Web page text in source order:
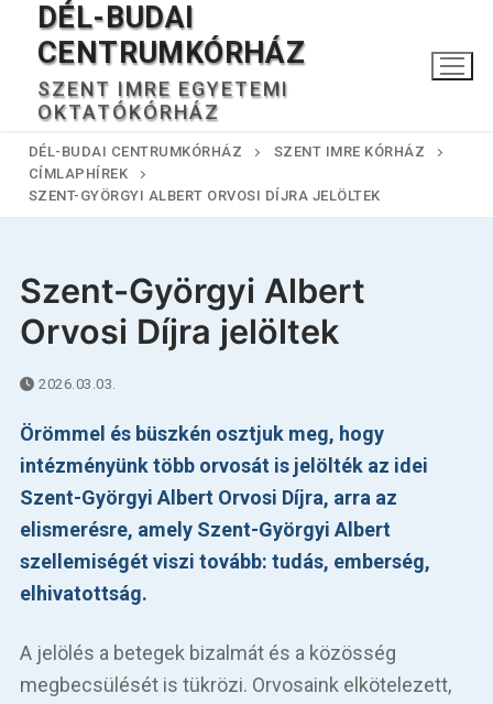
Ugrás
tartalomra
DÉL-BUDAI
CENTRUMKÓRHÁZ
SZENT IMRE EGYETEMI
OKTATÓKÓRHÁZ
Keresése:
Főoldal
Betegellátás
Elérhetőségeink
Közérdekű adatok
DÉL-BUDAI CENTRUMKÓRHÁZ
SZENT IMRE KÓRHÁZ
CÍMLAPHÍREK
SZENT-GYÖRGYI ALBERT ORVOSI DÍJRA JELÖLTEK
Szent-Györgyi Albert
Orvosi Díjra jelöltek
2026.03.03.
Örömmel és büszkén osztjuk meg, hogy
intézményünk több orvosát is jelölték az idei
Szent-Györgyi Albert Orvosi Díjra, arra az
elismerésre, amely Szent-Györgyi Albert
szellemiségét viszi tovább: tudás, emberség,
elhivatottság.
A jelölés a betegek bizalmát és a közösség
megbecsülését is tükrözi. Orvosaink elkötelezett,